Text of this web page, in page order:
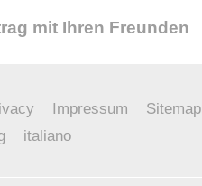
mit Ihren Freunden
Impressum Sitemap
italiano